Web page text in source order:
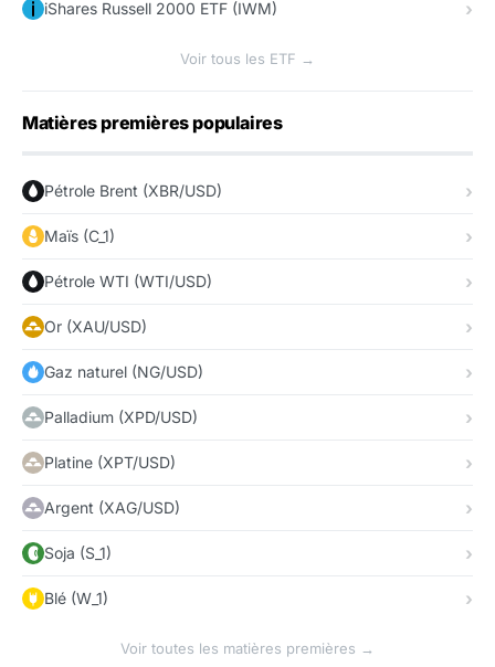
iShares Russell 2000 ETF (IWM)
Voir tous les ETF →
Matières premières populaires
Pétrole Brent (XBR/USD)
Maïs (C_1)
Pétrole WTI (WTI/USD)
Or (XAU/USD)
Gaz naturel (NG/USD)
Palladium (XPD/USD)
Platine (XPT/USD)
Argent (XAG/USD)
Soja (S_1)
Blé (W_1)
Voir toutes les matières premières →